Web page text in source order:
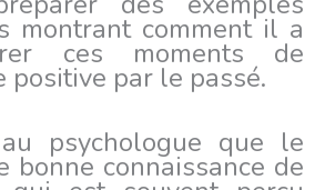
montrant comment il a
ces moments de
positive par le passé.
psychologue que le
bonne connaissance de